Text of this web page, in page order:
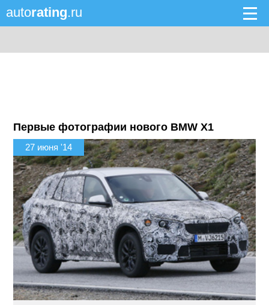
autorating.ru
Первые фотографии нового BMW X1
27 июня '14